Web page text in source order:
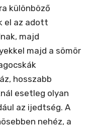
különböző
el az adott
majd
majd a sömör
hosszabb
esetleg olyan
az ijedtség. A
nehéz, a